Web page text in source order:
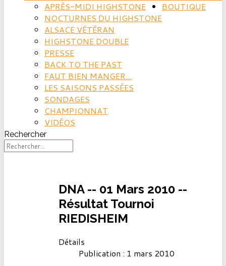
APRÈS-MIDI HIGHSTONE
NOCTURNES DU HIGHSTONE
ALSACE VÉTÉRAN
HIGHSTONE DOUBLE
PRESSE
BACK TO THE PAST
FAUT BIEN MANGER...
LES SAISONS PASSÉES
SONDAGES
CHAMPIONNAT
VIDÉOS
BOUTIQUE
Rechercher
DNA -- 01 Mars 2010 --
Résultat Tournoi
RIEDISHEIM
Détails
Publication : 1 mars 2010